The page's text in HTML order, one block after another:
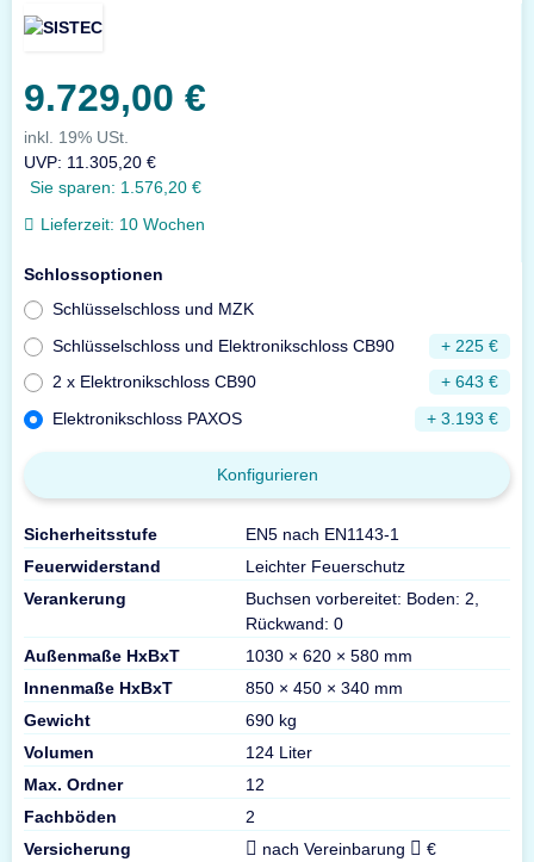
9.729,00 €
inkl. 19% USt.
UVP: 11.305,20 €
Sie sparen: 1.576,20 €
Lieferzeit: 10 Wochen
Schlossoptionen
Schlüsselschloss und MZK
Schlüsselschloss und Elektronikschloss CB90
+ 225 €
2 x Elektronikschloss CB90
+ 643 €
Elektronikschloss PAXOS
+ 3.193 €
Konfigurieren
Sicherheitsstufe
EN5 nach EN1143-1
Feuerwiderstand
Leichter Feuerschutz
Verankerung
Buchsen vorbereitet: Boden: 2,
Rückwand: 0
Außenmaße HxBxT
1030 × 620 × 580 mm
Innenmaße HxBxT
850 × 450 × 340 mm
Gewicht
690 kg
Volumen
124 Liter
Max. Ordner
12
Fachböden
2
Versicherung
nach Vereinbarung
€